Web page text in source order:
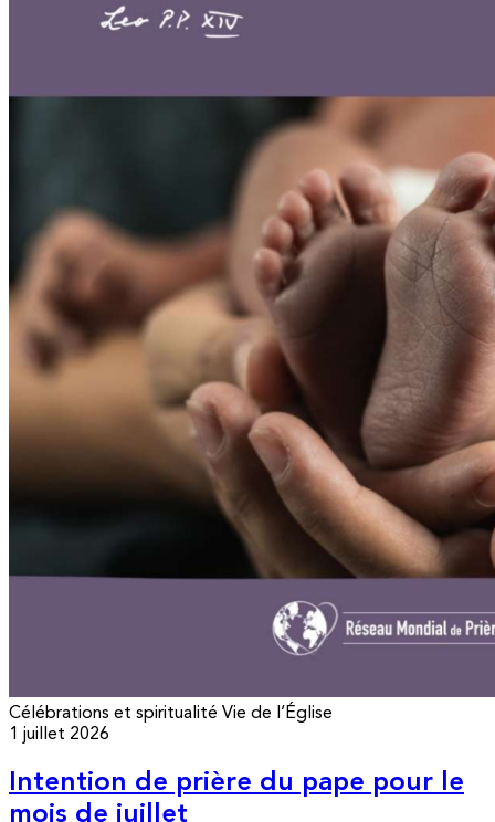
Célébrations et spiritualité Vie de l’Église
1 juillet 2026
Intention de prière du pape pour le
mois de juillet